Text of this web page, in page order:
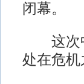
闭幕。
这次中
处在危机